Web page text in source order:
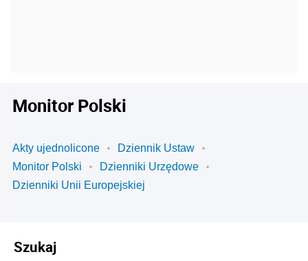
Monitor Polski
Akty ujednolicone
Dziennik Ustaw
Monitor Polski
Dzienniki Urzędowe
Dzienniki Unii Europejskiej
Szukaj